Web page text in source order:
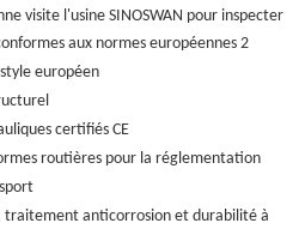
européen
certifiés CE
routières pour la réglementation
anticorrosion et durabilité à